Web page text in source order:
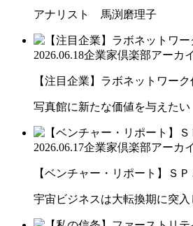
アナリスト 馬渕磨理子
2026.06.18企業家倶楽部アーカ
【注目企業】ラボネットワー
写真館に新たな価値を与えたい
2026.06.17企業家倶楽部アーカ
【ベンチャー・リポート】Ｓ
宇宙ビジネスは大転換期に突入